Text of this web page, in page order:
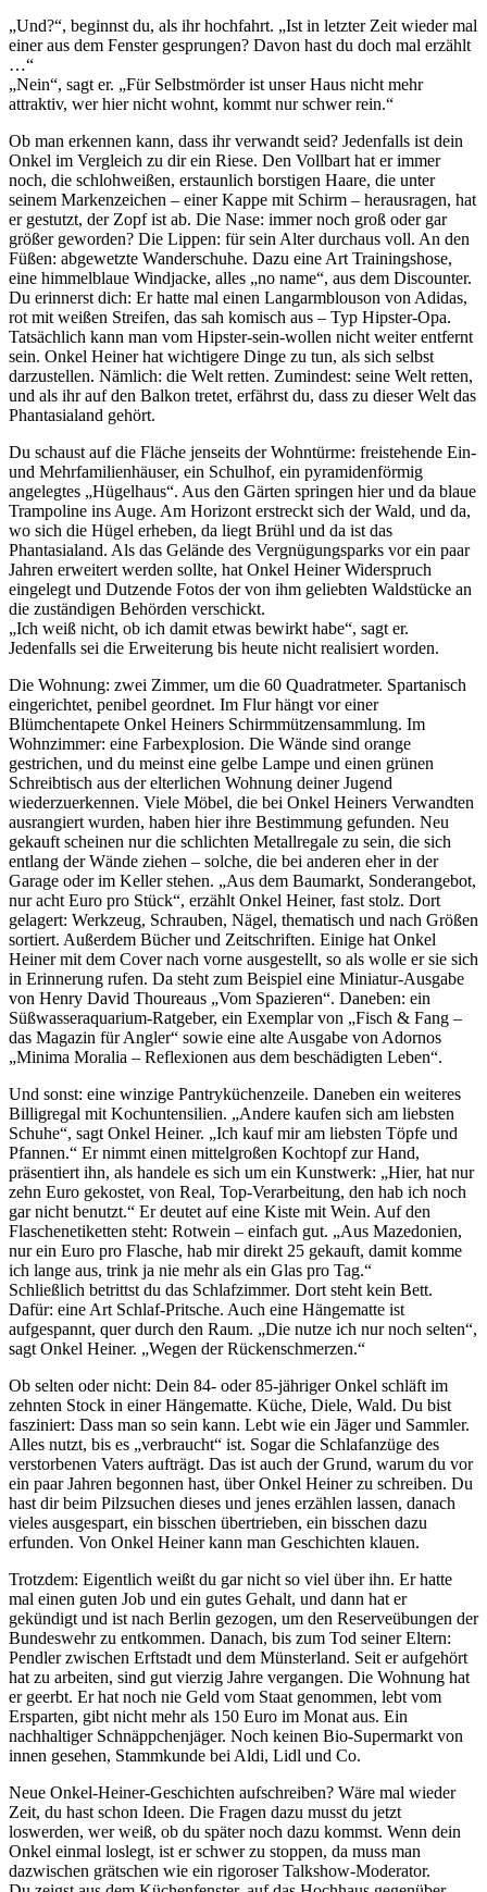
„Und?“, beginnst du, als ihr hochfahrt. „Ist in letzter Zeit wieder mal
einer aus dem Fenster gesprungen? Davon hast du doch mal erzählt
…“
„Nein“, sagt er. „Für Selbstmörder ist unser Haus nicht mehr
attraktiv, wer hier nicht wohnt, kommt nur schwer rein.“
Ob man erkennen kann, dass ihr verwandt seid? Jedenfalls ist dein
Onkel im Vergleich zu dir ein Riese. Den Vollbart hat er immer
noch, die schlohweißen, erstaunlich borstigen Haare, die unter
seinem Markenzeichen – einer Kappe mit Schirm – herausragen, hat
er gestutzt, der Zopf ist ab. Die Nase: immer noch groß oder gar
größer geworden? Die Lippen: für sein Alter durchaus voll. An den
Füßen: abgewetzte Wanderschuhe. Dazu eine Art Trainingshose,
eine himmelblaue Windjacke, alles „no name“, aus dem Discounter.
Du erinnerst dich: Er hatte mal einen Langarmblouson von Adidas,
rot mit weißen Streifen, das sah komisch aus – Typ Hipster-Opa.
Tatsächlich kann man vom Hipster-sein-wollen nicht weiter entfernt
sein. Onkel Heiner hat wichtigere Dinge zu tun, als sich selbst
darzustellen. Nämlich: die Welt retten. Zumindest: seine Welt retten,
und als ihr auf den Balkon tretet, erfährst du, dass zu dieser Welt das
Phantasialand gehört.
Du schaust auf die Fläche jenseits der Wohntürme: freistehende Ein-
und Mehrfamilienhäuser, ein Schulhof, ein pyramidenförmig
angelegtes „Hügelhaus“. Aus den Gärten springen hier und da blaue
Trampoline ins Auge. Am Horizont erstreckt sich der Wald, und da,
wo sich die Hügel erheben, da liegt Brühl und da ist das
Phantasialand. Als das Gelände des Vergnügungsparks vor ein paar
Jahren erweitert werden sollte, hat Onkel Heiner Widerspruch
eingelegt und Dutzende Fotos der von ihm geliebten Waldstücke an
die zuständigen Behörden verschickt.
„Ich weiß nicht, ob ich damit etwas bewirkt habe“, sagt er.
Jedenfalls sei die Erweiterung bis heute nicht realisiert worden.
Die Wohnung: zwei Zimmer, um die 60 Quadratmeter. Spartanisch
eingerichtet, penibel geordnet. Im Flur hängt vor einer
Blümchentapete Onkel Heiners Schirmmützensammlung. Im
Wohnzimmer: eine Farbexplosion. Die Wände sind orange
gestrichen, und du meinst eine gelbe Lampe und einen grünen
Schreibtisch aus der elterlichen Wohnung deiner Jugend
wiederzuerkennen. Viele Möbel, die bei Onkel Heiners Verwandten
ausrangiert wurden, haben hier ihre Bestimmung gefunden. Neu
gekauft scheinen nur die schlichten Metallregale zu sein, die sich
entlang der Wände ziehen – solche, die bei anderen eher in der
Garage oder im Keller stehen. „Aus dem Baumarkt, Sonderangebot,
nur acht Euro pro Stück“, erzählt Onkel Heiner, fast stolz. Dort
gelagert: Werkzeug, Schrauben, Nägel, thematisch und nach Größen
sortiert. Außerdem Bücher und Zeitschriften. Einige hat Onkel
Heiner mit dem Cover nach vorne ausgestellt, so als wolle er sie sich
in Erinnerung rufen. Da steht zum Beispiel eine Miniatur-Ausgabe
von Henry David Thoureaus „Vom Spazieren“. Daneben: ein
Süßwasseraquarium-Ratgeber, ein Exemplar von „Fisch & Fang –
das Magazin für Angler“ sowie eine alte Ausgabe von Adornos
„Minima Moralia – Reflexionen aus dem beschädigten Leben“.
Und sonst: eine winzige Pantryküchenzeile. Daneben ein weiteres
Billigregal mit Kochuntensilien. „Andere kaufen sich am liebsten
Schuhe“, sagt Onkel Heiner. „Ich kauf mir am liebsten Töpfe und
Pfannen.“ Er nimmt einen mittelgroßen Kochtopf zur Hand,
präsentiert ihn, als handele es sich um ein Kunstwerk: „Hier, hat nur
zehn Euro gekostet, von Real, Top-Verarbeitung, den hab ich noch
gar nicht benutzt.“ Er deutet auf eine Kiste mit Wein. Auf den
Flaschenetiketten steht: Rotwein – einfach gut. „Aus Mazedonien,
nur ein Euro pro Flasche, hab mir direkt 25 gekauft, damit komme
ich lange aus, trink ja nie mehr als ein Glas pro Tag.“
Schließlich betrittst du das Schlafzimmer. Dort steht kein Bett.
Dafür: eine Art Schlaf-Pritsche. Auch eine Hängematte ist
aufgespannt, quer durch den Raum. „Die nutze ich nur noch selten“,
sagt Onkel Heiner. „Wegen der Rückenschmerzen.“
Ob selten oder nicht: Dein 84- oder 85-jähriger Onkel schläft im
zehnten Stock in einer Hängematte. Küche, Diele, Wald. Du bist
fasziniert: Dass man so sein kann. Lebt wie ein Jäger und Sammler.
Alles nutzt, bis es „verbraucht“ ist. Sogar die Schlafanzüge des
verstorbenen Vaters aufträgt. Das ist auch der Grund, warum du vor
ein paar Jahren begonnen hast, über Onkel Heiner zu schreiben. Du
hast dir beim Pilzsuchen dieses und jenes erzählen lassen, danach
vieles ausgespart, ein bisschen übertrieben, ein bisschen dazu
erfunden. Von Onkel Heiner kann man Geschichten klauen.
Trotzdem: Eigentlich weißt du gar nicht so viel über ihn. Er hatte
mal einen guten Job und ein gutes Gehalt, und dann hat er
gekündigt und ist nach Berlin gezogen, um den Reserveübungen der
Bundeswehr zu entkommen. Danach, bis zum Tod seiner Eltern:
Pendler zwischen Erftstadt und dem Münsterland. Seit er aufgehört
hat zu arbeiten, sind gut vierzig Jahre vergangen. Die Wohnung hat
er geerbt. Er hat noch nie Geld vom Staat genommen, lebt vom
Ersparten, gibt nicht mehr als 150 Euro im Monat aus. Ein
nachhaltiger Schnäppchenjäger. Noch keinen Bio-Supermarkt von
innen gesehen, Stammkunde bei Aldi, Lidl und Co.
Neue Onkel-Heiner-Geschichten aufschreiben? Wäre mal wieder
Zeit, du hast schon Ideen. Die Fragen dazu musst du jetzt
loswerden, wer weiß, ob du später noch dazu kommst. Wenn dein
Onkel einmal loslegt, ist er schwer zu stoppen, da muss man
dazwischen grätschen wie ein rigoroser Talkshow-Moderator.